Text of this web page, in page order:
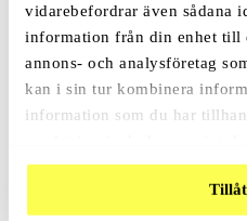
vidarebefordrar även sådana
information från din enhet till
annons- och analysföretag
kan i sin tur kombinera
information som du har
Relaterade
Babyshower Dekorationsbox 48-
Pack